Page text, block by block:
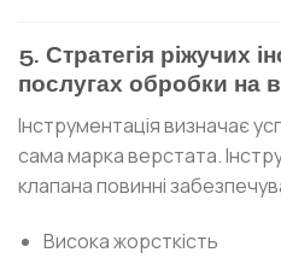
5. Стратегія ріжучих
послугах обробки на
Інструментація визначає
сама марка верстата.
клапана повинні
Висока жорсткість